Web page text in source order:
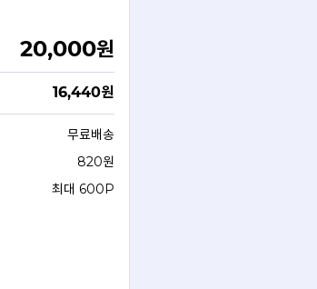
20,000원
16,440원
무료배송
820원
최대 600P